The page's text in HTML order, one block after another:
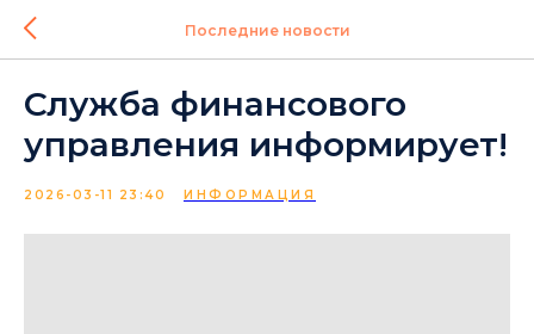
Последние новости
Служба финансового
управления информирует!
2026-03-11 23:40 ИНФОРМАЦИЯ